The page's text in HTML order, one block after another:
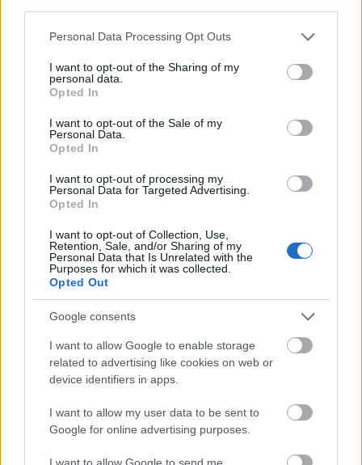
Please note that this website/app uses one or more Google
not limited to your visit or usage behaviour. You may click to
grant or deny consent to Google and its third-party tags to
use your data for below specified purposes in below Google
consent section.
Personal Data Processing Opt Outs
I want to opt-out of the Sharing of my
personal data.
Opted In
I want to opt-out of the Sale of my
Personal Data.
Opted In
I want to opt-out of processing my
Personal Data for Targeted Advertising.
Opted In
I want to opt-out of Collection, Use,
Retention, Sale, and/or Sharing of my
Personal Data that Is Unrelated with the
Purposes for which it was collected.
Opted Out
Google consents
I want to allow Google to enable storage
related to advertising like cookies on web or
device identifiers in apps.
I want to allow my user data to be sent to
Google for online advertising purposes.
I want to allow Google to send me
Több mint 1 millióan nézték a
magyar-portugál meccset kedden az
M4 Sporton
ReklámInvázió• 2025. szeptember 10.
A közmédia közlése szerint ez az év legnézettebb
televíziós produkciója.
Tíz év után új logót kapott az M4
Sport